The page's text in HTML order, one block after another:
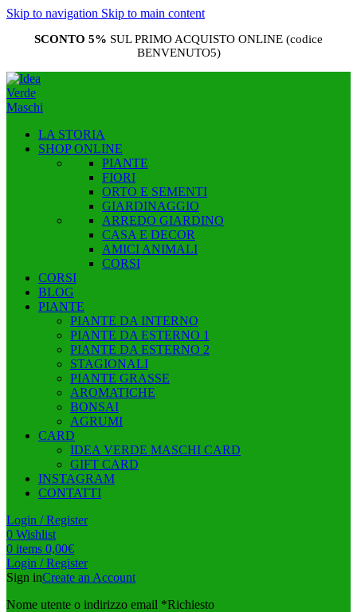
Skip to navigation Skip to main content
SCONTO 5% SUL PRIMO ACQUISTO ONLINE (codice
BENVENUTO5)
LA STORIA
SHOP ONLINE
PIANTE
FIORI
ORTO E SEMENTI
GIARDINAGGIO
ARREDO GIARDINO
CASA E DECOR
AMICI ANIMALI
CORSI
CORSI
BLOG
PIANTE
PIANTE DA INTERNO
PIANTE DA ESTERNO 1
PIANTE DA ESTERNO 2
STAGIONALI
PIANTE GRASSE
AROMATICHE
BONSAI
AGRUMI
CARD
IDEA VERDE MASCHI CARD
GIFT CARD
INSTAGRAM
CONTATTI
Login / Register
0 Wishlist
0 items 0,00€
Login / Register
Sign inCreate an Account
Nome utente o indirizzo email *Richiesto